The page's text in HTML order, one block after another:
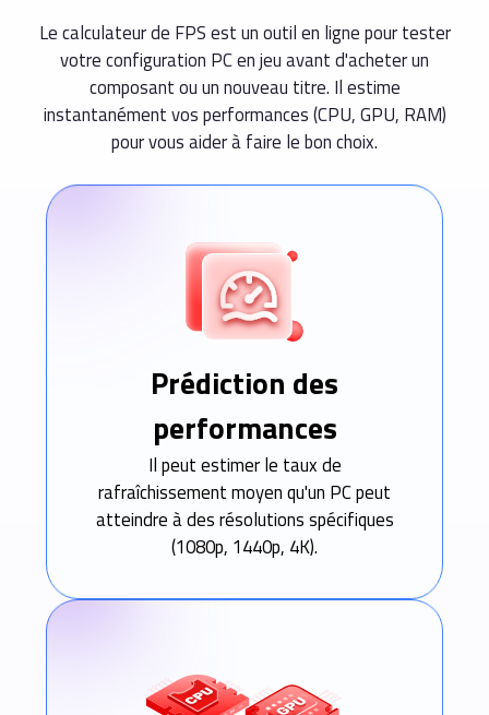
Le calculateur de FPS est un outil en ligne pour tester
votre configuration PC en jeu avant d'acheter un
composant ou un nouveau titre. Il estime
instantanément vos performances (CPU, GPU, RAM)
pour vous aider à faire le bon choix.
Prédiction des
performances
Il peut estimer le taux de
rafraîchissement moyen qu'un PC peut
atteindre à des résolutions spécifiques
(1080p, 1440p, 4K).